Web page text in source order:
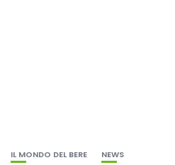
IL MONDO DEL BERE NEWS